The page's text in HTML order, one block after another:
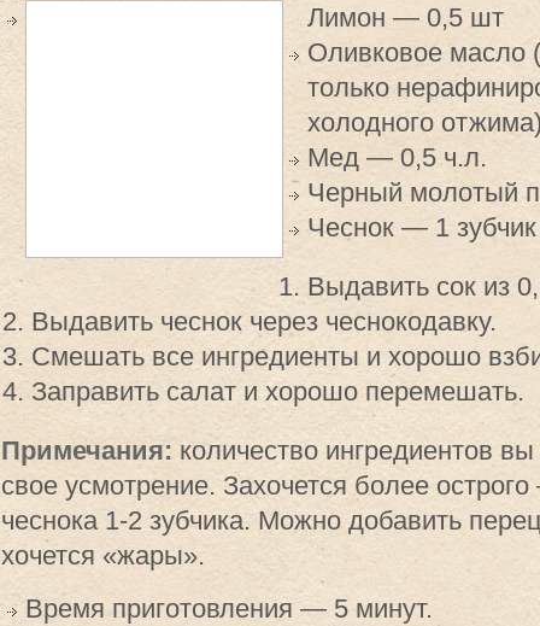
Лимон — 0,5 шт
Оливковое масло
только
холодного
Мед — 0,5 ч.л.
Черный молотый
Чеснок — 1 зубчик
Выдавить сок из
Выдавить чеснок через чеснокодавку.
Смешать все ингредиенты и хорошо
Заправить салат и хорошо перемешать.
Примечания: количество ингредиентов
свое усмотрение. Захочется более
чеснока 1-2 зубчика. Можно добавить
хочется «жары».
Время приготовления — 5 минут.